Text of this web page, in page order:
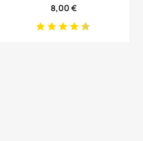
8,00 €